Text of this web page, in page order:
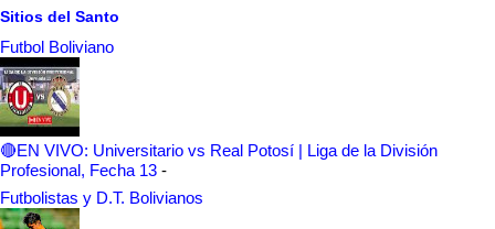
Sitios del Santo
Futbol Boliviano
🔴EN VIVO: Universitario vs Real Potosí | Liga de la División
Profesional, Fecha 13 -
Futbolistas y D.T. Bolivianos